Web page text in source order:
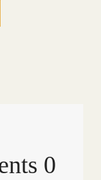
0 Comments